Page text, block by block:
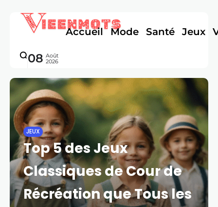
Accueil Mode Santé Jeux
08 Août
2026
JEUX
Top 5 des Jeux
Classiques de Cour de
Récréation que Tous les